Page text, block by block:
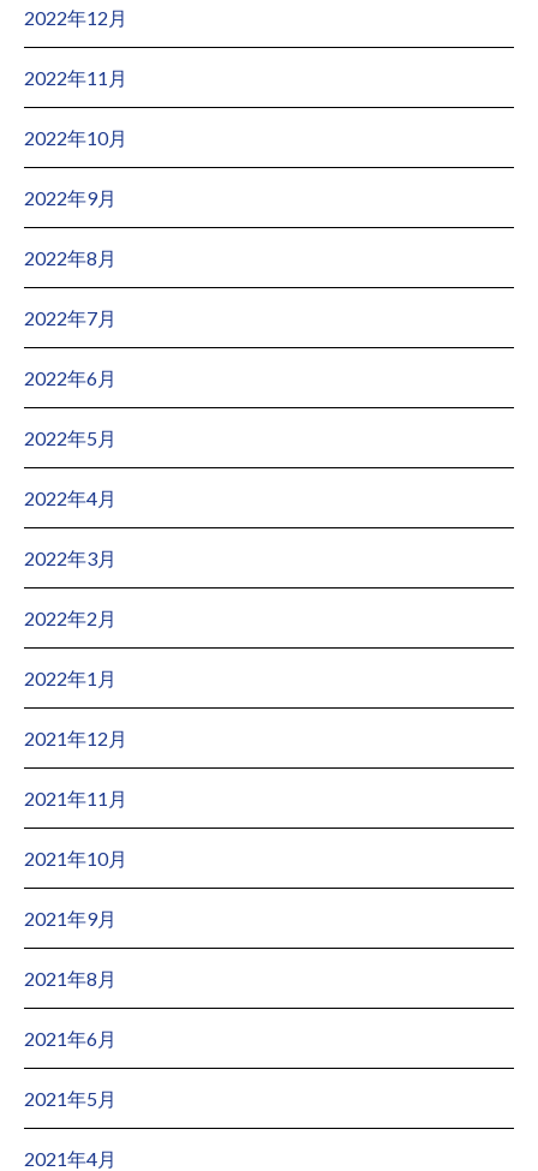
2022年12月
2022年11月
2022年10月
2022年9月
2022年8月
2022年7月
2022年6月
2022年5月
2022年4月
2022年3月
2022年2月
2022年1月
2021年12月
2021年11月
2021年10月
2021年9月
2021年8月
2021年6月
2021年5月
2021年4月